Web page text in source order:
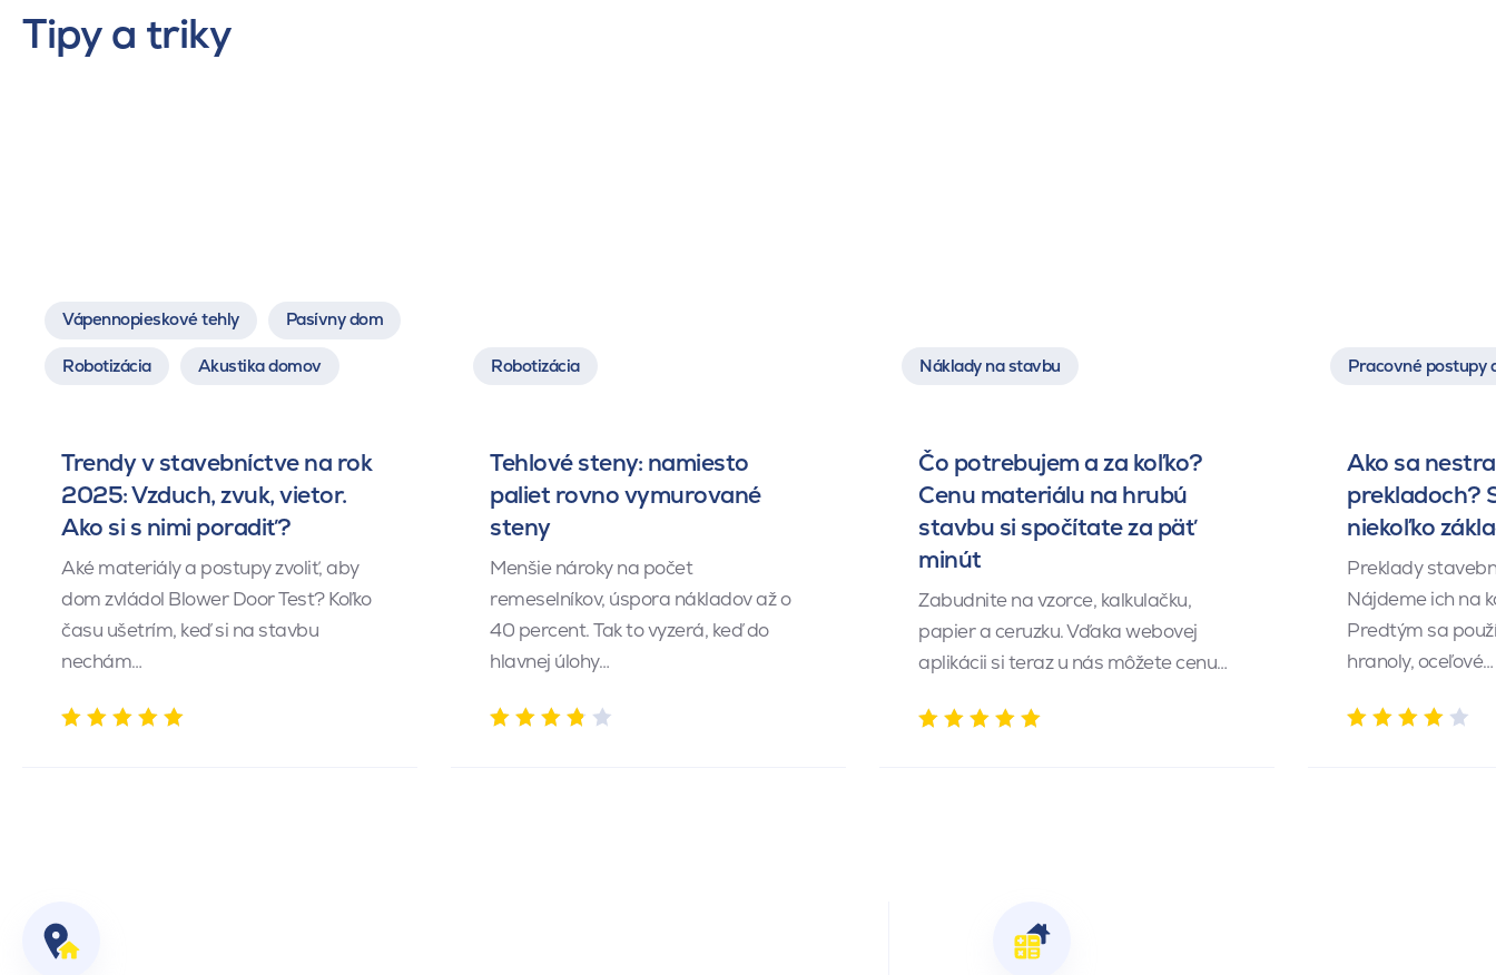
Tipy a triky
Vápennopieskové tehly Pasívny dom
Robotizácia Akustika domov
Trendy v stavebníctve na rok
2025: Vzduch, zvuk, vietor.
Ako si s nimi poradiť?
Aké materiály a postupy zvoliť, aby
dom zvládol Blower Door Test? Koľko
času ušetrím, keď si na stavbu
nechám…
Robotizácia
Tehlové steny: namiesto
paliet rovno vymurované
steny
Menšie nároky na počet
remeselníkov, úspora nákladov až o
40 percent. Tak to vyzerá, keď do
hlavnej úlohy…
Náklady na stavbu
Čo potrebujem a za koľko?
Cenu materiálu na hrubú
stavbu si spočítate za päť
minút
Zabudnite na vzorce, kalkulačku,
papier a ceruzku. Vďaka webovej
aplikácii si teraz u nás môžete cenu…
Pracovné postupy
Ako sa
prekladoch?
niekoľko
Preklady
Nájdeme ich na
Predtým sa
hranoly, oceľové…